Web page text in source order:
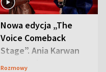
Nowa edycja „The
Voice Comeback
Stage”. Ania Karwan
zapowiada
Rozmowy